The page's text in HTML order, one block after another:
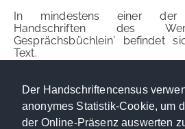
Der Handschriftencensus
anonymes Statistik-Cookie, um
der Online-Präsenz auswerten
In mindestens einer der
Handschriften des
Gesprächsbüchlein' befindet
Text.